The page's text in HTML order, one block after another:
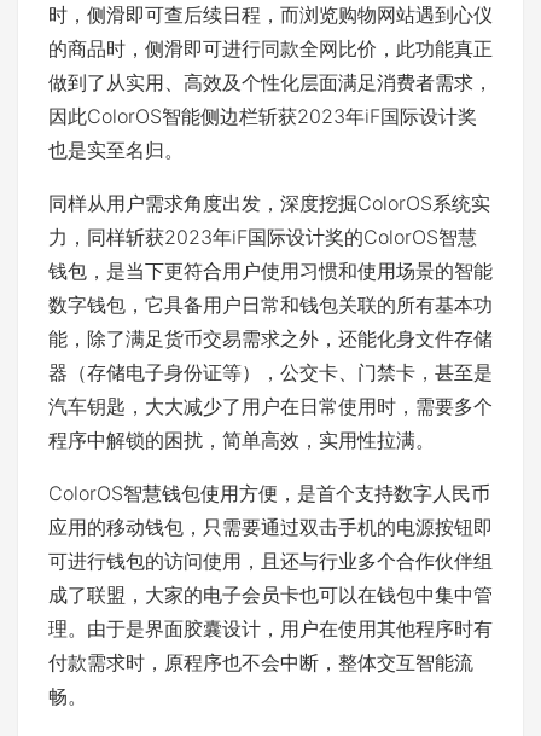
时，侧滑即可查后续日程，而浏览购物网站遇到心仪
的商品时，侧滑即可进行同款全网比价，此功能真正
做到了从实用、高效及个性化层面满足消费者需求，
因此ColorOS智能侧边栏斩获2023年iF国际设计奖
也是实至名归。
同样从用户需求角度出发，深度挖掘ColorOS系统实
力，同样斩获2023年iF国际设计奖的ColorOS智慧
钱包，是当下更符合用户使用习惯和使用场景的智能
数字钱包，它具备用户日常和钱包关联的所有基本功
能，除了满足货币交易需求之外，还能化身文件存储
器（存储电子身份证等），公交卡、门禁卡，甚至是
汽车钥匙，大大减少了用户在日常使用时，需要多个
程序中解锁的困扰，简单高效，实用性拉满。
ColorOS智慧钱包使用方便，是首个支持数字人民币
应用的移动钱包，只需要通过双击手机的电源按钮即
可进行钱包的访问使用，且还与行业多个合作伙伴组
成了联盟，大家的电子会员卡也可以在钱包中集中管
理。由于是界面胶囊设计，用户在使用其他程序时有
付款需求时，原程序也不会中断，整体交互智能流
畅。